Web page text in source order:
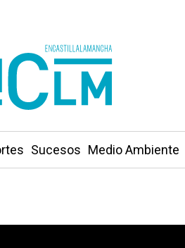
Sucesos Medio Ambiente